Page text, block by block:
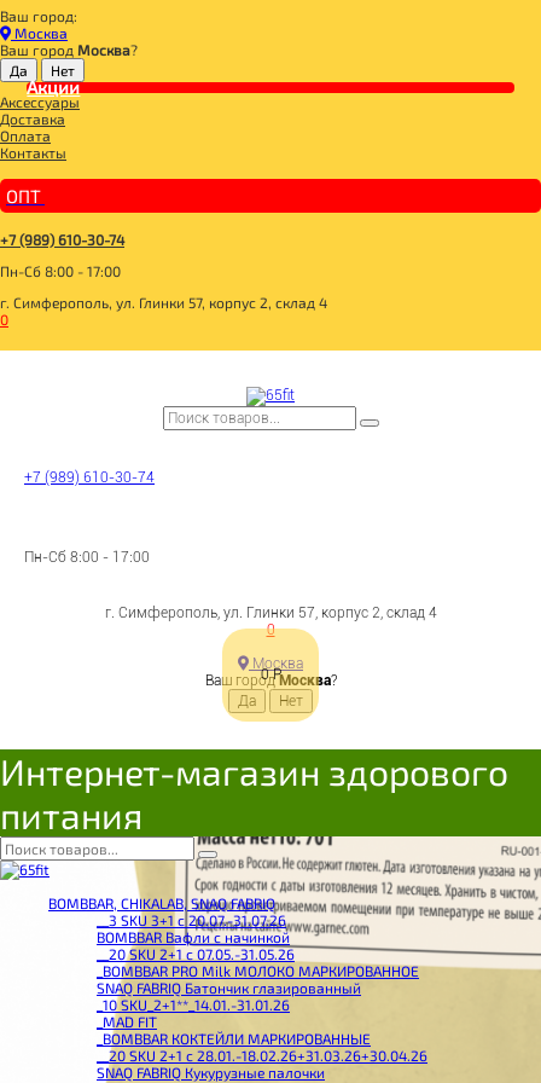
Ваш город:
Москва
Ваш город Москва?
Акции
Аксессуары
Доставка
Оплата
Контакты
ОПТ
+7 (989) 610-30-74
Пн-Сб 8:00 - 17:00
г. Симферополь, ул. Глинки 57, корпус 2, склад 4
0
+7 (989) 610-30-74
Пн-Сб 8:00 - 17:00
г. Симферополь, ул. Глинки 57, корпус 2, склад 4
0
0Р
Москва
Ваш городМосква?
Интернет-магазин здорового
питания
BOMBBAR, CHIKALAB, SNAQ FABRIQ
__3 SKU 3+1 с 20.07.-31.07.26
BOMBBAR Вафли с начинкой
__20 SKU 2+1 с 07.05.-31.05.26
_BOMBBAR PRO Milk МОЛОКО МАРКИРОВАННОЕ
SNAQ FABRIQ Батончик глазированный
_10 SKU_2+1**_14.01.-31.01.26
_MAD FIT
_BOMBBAR КОКТЕЙЛИ МАРКИРОВАННЫЕ
__20 SKU 2+1 с 28.01.-18.02.26+31.03.26+30.04.26
SNAQ FABRIQ Кукурузные палочки
Главная
ДЛЯ ЗДОРОВОГО ПИТАНИЯ
БАКАЛЕЯ
МУКА
GFLOUR Мука миндальная без глютена 70г